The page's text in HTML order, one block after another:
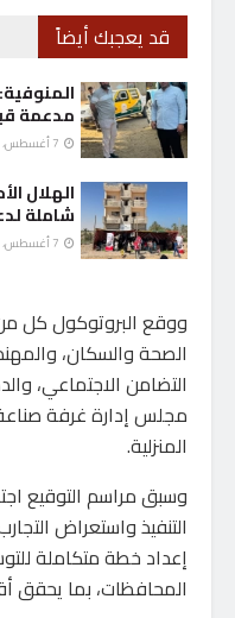
قد يعجبك أيضاً
مدعمة
الهلال
شاملة
ووقع البروتوكول كل من
الصحة والسكان،
التضامن الاجتماعي،
مجلس إدارة غرفة
المنزلية.
وسبق مراسم التوقيع
التنفيذ واستعراض
إعداد خطة متكاملة
المحافظات، بما يحقق